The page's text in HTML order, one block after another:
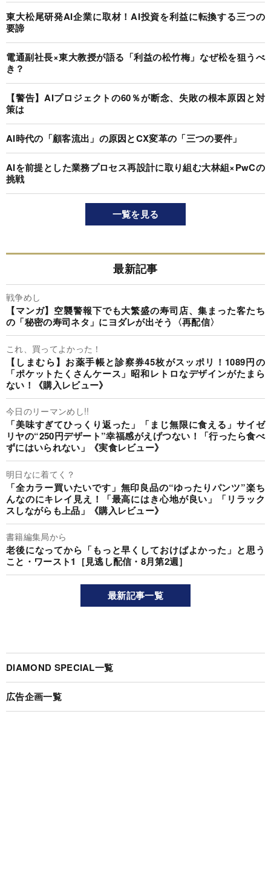
東大松尾研発AI企業に取材！AI投資を利益に転換する三つの
要諦
電通副社長×東大教授が語る「利益の松竹梅」なぜ松を狙うべ
き？
【警告】AIプロジェクトの60％が断念、失敗の根本原因と対
策は
AI時代の「顧客流出」の原因とCX変革の「三つの要件」
AIを前提とした業務プロセス再設計に取り組む大林組×PwCの
挑戦
一覧を見る
最新記事
戦争めし
【マンガ】空襲警報下でも大繁盛の寿司店、集まった客たち
の「秘密の寿司ネタ」にヨダレが出そう〈再配信〉
これ、買ってよかった！
【しまむら】お薬手帳と診察券45枚がスッポリ！1089円の
「ポケットたくさんケース」昭和レトロなデザインがたまら
ない！《購入レビュー》
今日のリーマンめし!!
「美味すぎてひっくり返った」「まじ無限に食える」サイゼ
リヤの“250円デザート”幸福感がえげつない！「行ったら食べ
ずにはいられない」《実食レビュー》
明日なに着てく？
「全カラー買いたいです」無印良品の“ゆったりパンツ”楽ち
んなのにキレイ見え！「最高にはき心地が良い」「リラック
スしながらも上品」《購入レビュー》
書籍編集局から
老後になってから「もっと早くしておけばよかった」と思う
こと・ワースト1［見逃し配信・8月第2週］
最新記事一覧
DIAMOND SPECIAL一覧
広告企画一覧